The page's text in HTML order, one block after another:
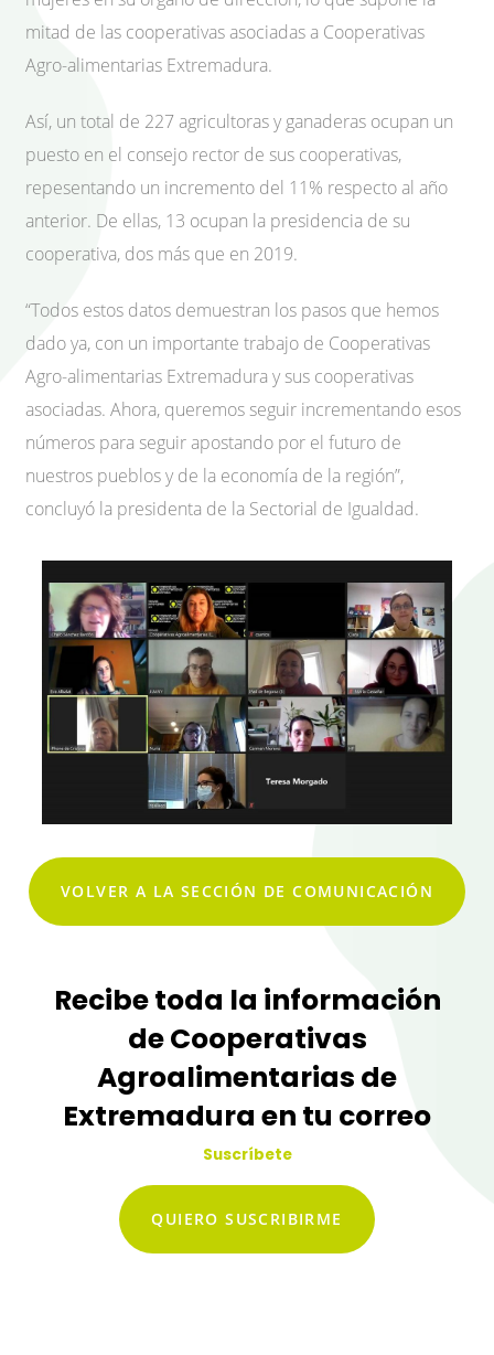
mitad de las cooperativas asociadas a Cooperativas
Agro-alimentarias Extremadura.
Así, un total de 227 agricultoras y ganaderas ocupan un
puesto en el consejo rector de sus cooperativas,
repesentando un incremento del 11% respecto al año
anterior. De ellas, 13 ocupan la presidencia de su
cooperativa, dos más que en 2019.
“Todos estos datos demuestran los pasos que hemos
dado ya, con un importante trabajo de Cooperativas
Agro-alimentarias Extremadura y sus cooperativas
asociadas. Ahora, queremos seguir incrementando esos
números para seguir apostando por el futuro de
nuestros pueblos y de la economía de la región”,
concluyó la presidenta de la Sectorial de Igualdad.
VOLVER A LA SECCIÓN DE COMUNICACIÓN
Recibe toda la información
de Cooperativas
Agroalimentarias de
Extremadura en tu correo
Suscríbete
QUIERO SUSCRIBIRME